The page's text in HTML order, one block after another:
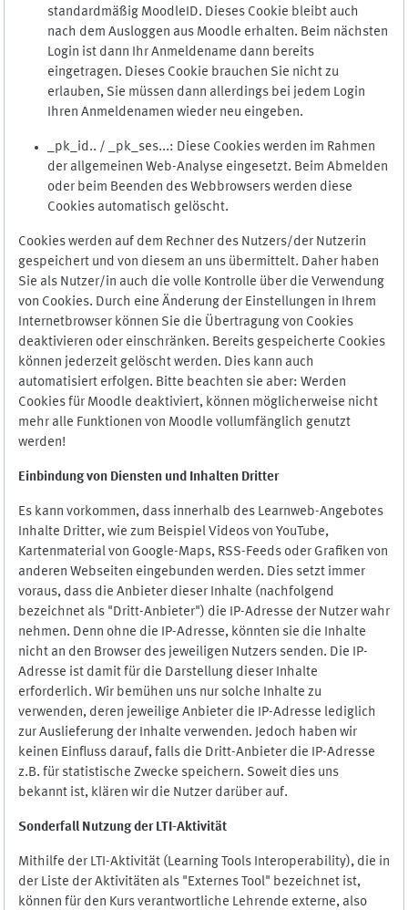
standardmäßig MoodleID. Dieses Cookie bleibt auch
nach dem Ausloggen aus Moodle erhalten. Beim nächsten
Login ist dann Ihr Anmeldename dann bereits
eingetragen. Dieses Cookie brauchen Sie nicht zu
erlauben, Sie müssen dann allerdings bei jedem Login
Ihren Anmeldenamen wieder neu eingeben.
_pk_id.. / _pk_ses...: Diese Cookies werden im Rahmen
der allgemeinen Web-Analyse eingesetzt. Beim Abmelden
oder beim Beenden des Webbrowsers werden diese
Cookies automatisch gelöscht.
Cookies werden auf dem Rechner des Nutzers/der Nutzerin
gespeichert und von diesem an uns übermittelt. Daher haben
Sie als Nutzer/in auch die volle Kontrolle über die Verwendung
von Cookies. Durch eine Änderung der Einstellungen in Ihrem
Internetbrowser können Sie die Übertragung von Cookies
deaktivieren oder einschränken. Bereits gespeicherte Cookies
können jederzeit gelöscht werden. Dies kann auch
automatisiert erfolgen. Bitte beachten sie aber: Werden
Cookies für Moodle deaktiviert, können möglicherweise nicht
mehr alle Funktionen von Moodle vollumfänglich genutzt
werden!
Einbindung von Diensten und Inhalten Dritter
Es kann vorkommen, dass innerhalb des Learnweb-Angebotes
Inhalte Dritter, wie zum Beispiel Videos von YouTube,
Kartenmaterial von Google-Maps, RSS-Feeds oder Grafiken von
anderen Webseiten eingebunden werden. Dies setzt immer
voraus, dass die Anbieter dieser Inhalte (nachfolgend
bezeichnet als "Dritt-Anbieter") die IP-Adresse der Nutzer wahr
nehmen. Denn ohne die IP-Adresse, könnten sie die Inhalte
nicht an den Browser des jeweiligen Nutzers senden. Die IP-
Adresse ist damit für die Darstellung dieser Inhalte
erforderlich. Wir bemühen uns nur solche Inhalte zu
verwenden, deren jeweilige Anbieter die IP-Adresse lediglich
zur Auslieferung der Inhalte verwenden. Jedoch haben wir
keinen Einfluss darauf, falls die Dritt-Anbieter die IP-Adresse
z.B. für statistische Zwecke speichern. Soweit dies uns
bekannt ist, klären wir die Nutzer darüber auf.
Sonderfall Nutzung der LTI-Aktivität
Mithilfe der LTI-Aktivität (Learning Tools Interoperability), die in
der Liste der Aktivitäten als "Externes Tool" bezeichnet ist,
können für den Kurs verantwortliche Lehrende externe, also